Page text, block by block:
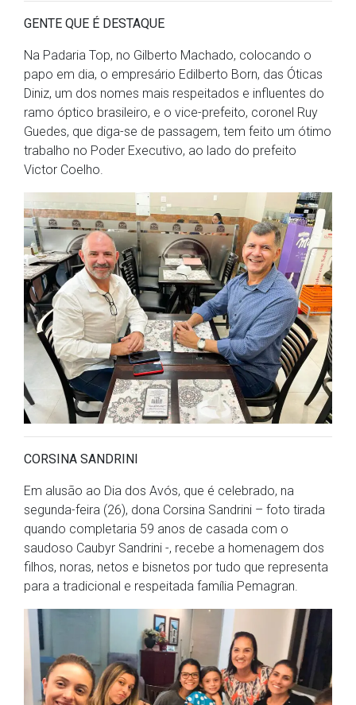
GENTE QUE É DESTAQUE
Na Padaria Top, no Gilberto Machado, colocando o
papo em dia, o empresário Edilberto Born, das Óticas
Diniz, um dos nomes mais respeitados e influentes do
ramo óptico brasileiro, e o vice-prefeito, coronel Ruy
Guedes, que diga-se de passagem, tem feito um ótimo
trabalho no Poder Executivo, ao lado do prefeito
Victor Coelho.
CORSINA SANDRINI
Em alusão ao Dia dos Avós, que é celebrado, na
segunda-feira (26), dona Corsina Sandrini – foto tirada
quando completaria 59 anos de casada com o
saudoso Caubyr Sandrini -, recebe a homenagem dos
filhos, noras, netos e bisnetos por tudo que representa
para a tradicional e respeitada família Pemagran.